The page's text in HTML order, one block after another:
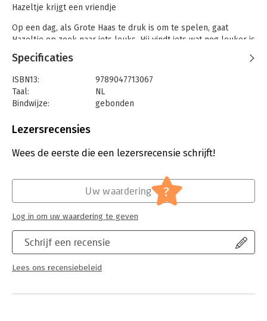
Hazeltje krijgt een vriendje
Op een dag, als Grote Haas te druk is om te spelen, gaat
Hazeltje op zoek naar iets leuks. Hij vindt iets wat nog leuker is
dan leuk. Een vriendje!
Sam McBratney en Anita Jeram, om aan iedereen te geven die je
vriendje is of met wie je vriendjes wilt zijn.
Specificaties
ISBN13:
9789047713067
Taal:
NL
Bindwijze:
gebonden
Uitgever:
Verschijningsdatum:
9-9-2022
Lezersrecensies
Wees de eerste die een lezersrecensie schrijft!
Schrijf een recensie
Lees ons recensiebeleid
Uw waardering ?
Log in om uw waardering te geven